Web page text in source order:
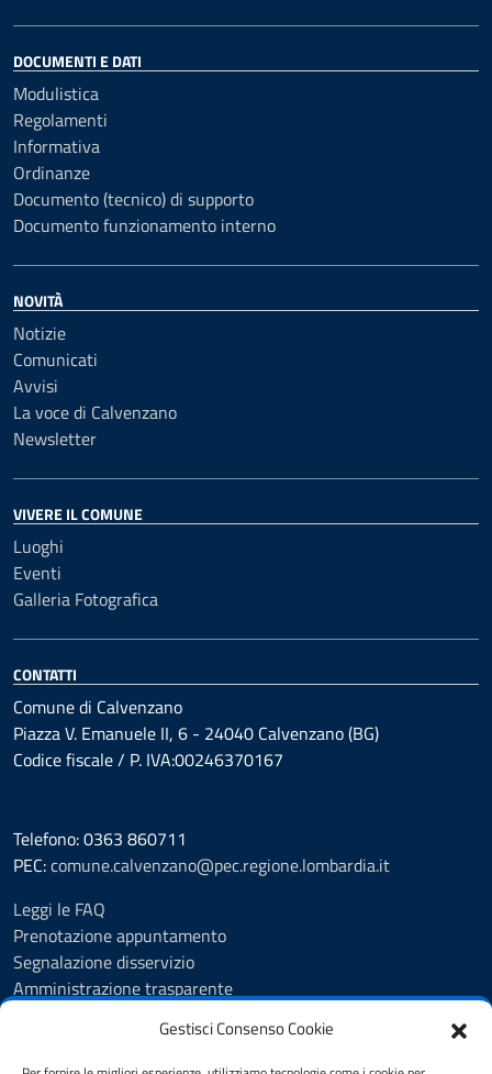
Gestisci Consenso Cookie
DOCUMENTI E DATI
Modulistica
Regolamenti
Informativa
Ordinanze
Documento (tecnico) di supporto
Documento funzionamento interno
NOVITÀ
Notizie
Comunicati
Avvisi
La voce di Calvenzano
Newsletter
VIVERE IL COMUNE
Luoghi
Eventi
Galleria Fotografica
CONTATTI
Comune di Calvenzano
Piazza V. Emanuele II, 6 - 24040 Calvenzano (BG)
Codice fiscale / P. IVA:00246370167
Telefono: 0363 860711
PEC:comune.calvenzano@pec.regione.lombardia.it
Leggi le FAQ
Prenotazione appuntamento
Segnalazione disservizio
Amministrazione trasparente
Informativa privacy